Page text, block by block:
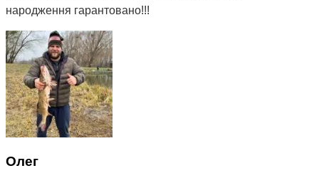
народження гарантовано!!!
Олег